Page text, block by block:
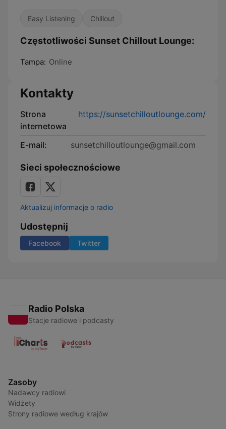
Easy Listening Chillout
Częstotliwości Sunset Chillout Lounge:
Tampa: Online
Kontakty
Strona
internetowa
https://sunsetchilloutlounge.com/
E-mail: sunsetchilloutlounge@gmail.com
Sieci społecznościowe
Aktualizuj informacje o radio
Udostępnij
Facebook Twitter
Radio Polska
Stacje radiowe i podcasty
Zasoby
Nadawcy radiowi
Widżety
Strony radiowe według krajów